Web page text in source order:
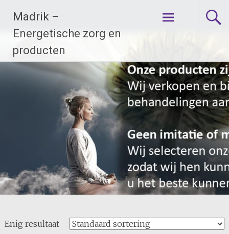
naarMadrik –
Energetische zorg en
producten
Enig resultaat